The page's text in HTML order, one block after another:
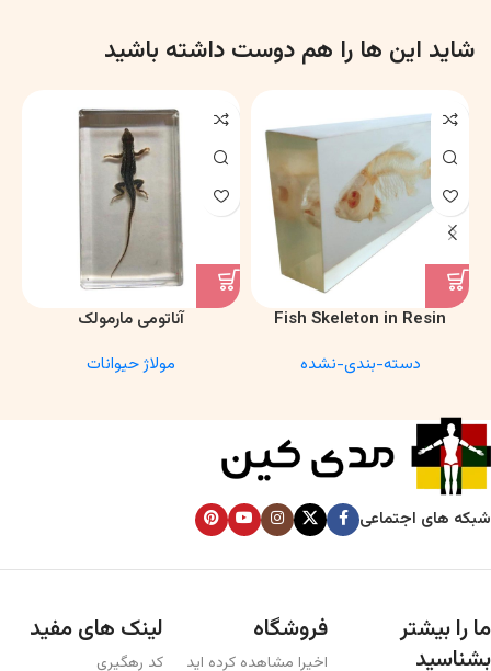
شاید این ها را هم دوست داشته باشید
Fish Skeleton in Resin
Anatomy Specimen
دسته-بندی-نشده
آناتومی مارمولک
مولاژ حیوانات
شبکه های اجتماعی
ما را بیشتر
بشناسید
فروشگاه
اخیرا مشاهده کرده اید
لینک های مفید
کد رهگیری